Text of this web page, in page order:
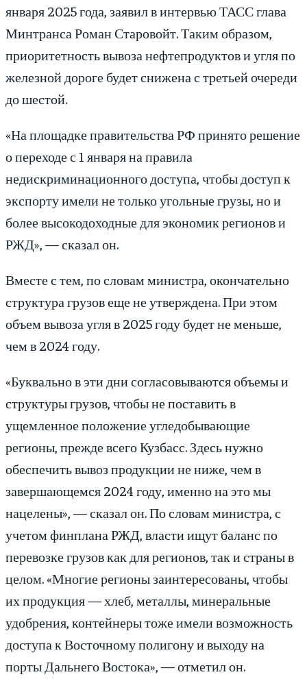
января 2025 года, заявил в интервью ТАСС глава
Минтранса Роман Старовойт. Таким образом,
приоритетность вывоза нефтепродуктов и угля по
железной дороге будет снижена с третьей очереди
до шестой.
«На площадке правительства РФ принято решение
о переходе с 1 января на правила
недискриминационного доступа, чтобы доступ к
экспорту имели не только угольные грузы, но и
более высокодоходные для экономик регионов и
РЖД», — сказал он.
Вместе с тем, по словам министра, окончательно
структура грузов еще не утверждена. При этом
объем вывоза угля в 2025 году будет не меньше,
чем в 2024 году.
«Буквально в эти дни согласовываются объемы и
структуры грузов, чтобы не поставить в
ущемленное положение угледобывающие
регионы, прежде всего Кузбасс. Здесь нужно
обеспечить вывоз продукции не ниже, чем в
завершающемся 2024 году, именно на это мы
нацелены», — сказал он. По словам министра, с
учетом финплана РЖД, власти ищут баланс по
перевозке грузов как для регионов, так и страны в
целом. «Многие регионы заинтересованы, чтобы
их продукция — хлеб, металлы, минеральные
удобрения, контейнеры тоже имели возможность
доступа к Восточному полигону и выходу на
порты Дальнего Востока», — отметил он.